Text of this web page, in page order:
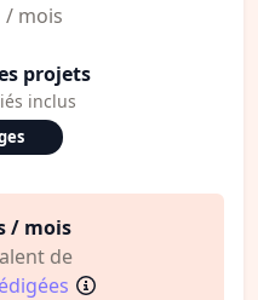
/ mois
projets
inclus
/ mois
de